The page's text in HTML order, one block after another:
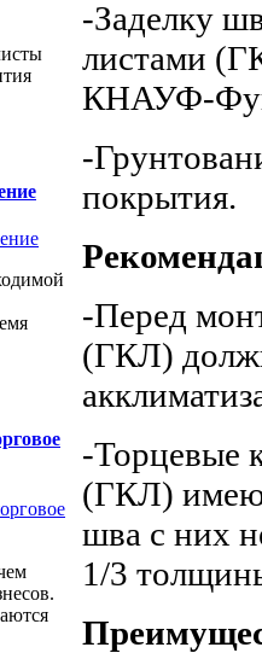
-Заделку
листами
КНАУФ-
-
покрытия.
-Перед
(ГКЛ)
-Торцевые
(ГКЛ)
шва с них
1/3